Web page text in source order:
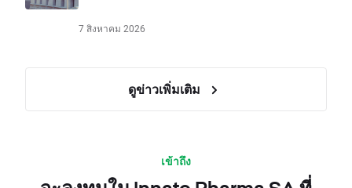
7 สิงหาคม 2026
ดูข่าวเพิ่มเติม
เข้าถึง